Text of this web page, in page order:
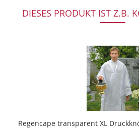
DIESES PRODUKT IST Z.B.
Regencape transparent XL